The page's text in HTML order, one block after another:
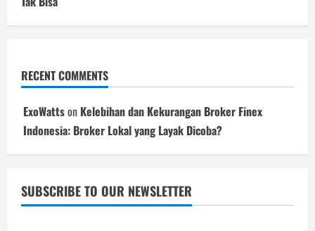
RECENT COMMENTS
ExoWattson Kelebihan dan Kekurangan Broker Finex
Indonesia: Broker Lokal yang Layak Dicoba?
SUBSCRIBE TO OUR NEWSLETTER